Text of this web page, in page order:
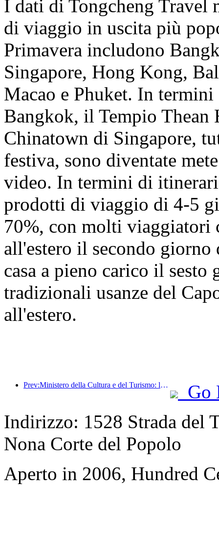
I dati di Tongcheng Travel
di viaggio in uscita più
Primavera includono
Singapore, Hong Kong,
Macao e Phuket. In
Bangkok, il Tempio
Chinatown di Singapore,
festiva, sono diventate
video. In termini di
prodotti di viaggio di 4-5
70%, con molti viaggiatori
all'estero il secondo giorno
casa a pieno carico il
tradizionali usanze del
all'estero.
Prev:Ministero della Cultura e del Turismo: lancio di 22 attività tematiche suddivise in 7 sezioni principali
Go
Indirizzo: 1528 Strada del
Nona Corte del Popolo
Aperto in 2006, Hundred